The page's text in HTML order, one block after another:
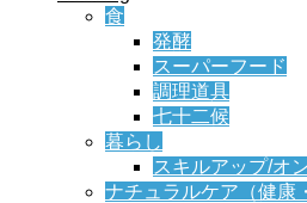
食
発酵
スーパーフード
調理道具
七十二候
暮らし
スキルアップ/オ
ナチュラルケア（健康